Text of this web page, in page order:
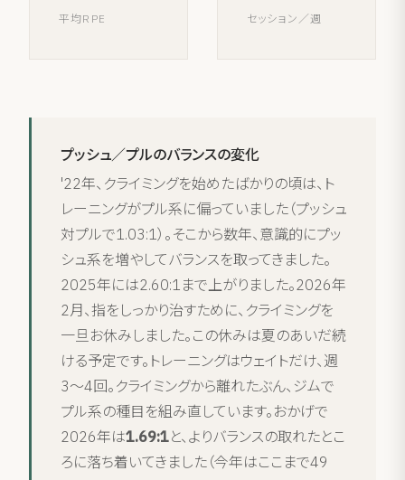
平均RPE セッション／週
プッシュ／プルのバランスの変化
'22年、クライミングを始めたばかりの頃は、ト
レーニングがプル系に偏っていました（プッシュ
対プルで1.03:1）。そこから数年、意識的にプッ
シュ系を増やしてバランスを取ってきました。
2025年には2.60:1まで上がりました。2026年
2月、指をしっかり治すために、クライミングを
一旦お休みしました。この休みは夏のあいだ続
ける予定です。トレーニングはウェイトだけ、週
3〜4回。クライミングから離れたぶん、ジムで
プル系の種目を組み直しています。おかげで
2026年は1.69:1と、よりバランスの取れたとこ
ろに落ち着いてきました（今年はここまで49